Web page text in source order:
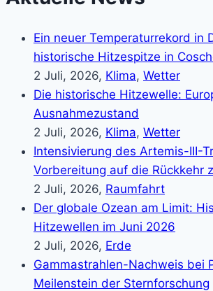
Ein neuer Temperaturrekord in
historische Hitzespitze in
2 Juli, 2026, Klima, Wetter
Die historische Hitzewelle:
Ausnahmezustand
2 Juli, 2026, Klima, Wetter
Intensivierung des Artemis-III-
Vorbereitung auf die Rückkehr
2 Juli, 2026, Raumfahrt
Der globale Ozean am Limit:
Hitzewellen im Juni 2026
2 Juli, 2026, Erde
Gammastrahlen-Nachweis bei
Meilenstein der Sternforschung